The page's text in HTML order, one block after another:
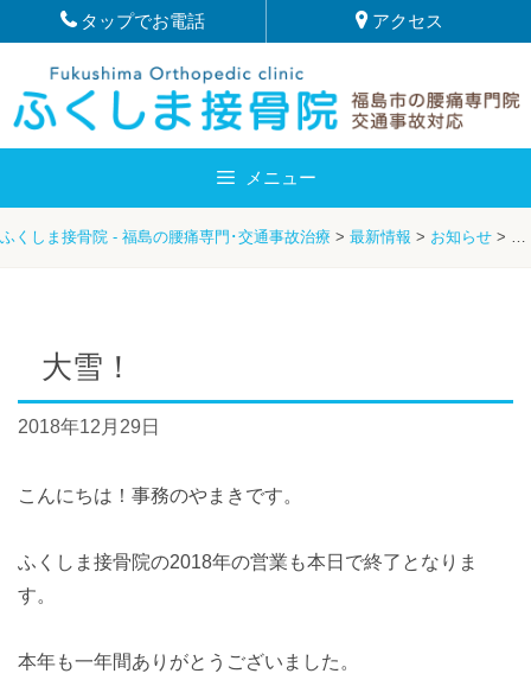
to
content
タップでお電話 アクセス
メニュー
ふくしま接骨院 - 福島の腰痛専門･交通事故治療 > 最新情報 > お知らせ > や
大雪！
2018年12月29日
こんにちは！事務のやまきです。
ふくしま接骨院の2018年の営業も本日で終了となりま
す。
本年も一年間ありがとうございました。